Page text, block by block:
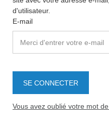
d'utilisateur.
E-mail
Vous avez oublié votre mot